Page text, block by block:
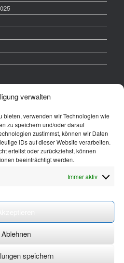
verwalten
bieten, verwenden wir Technologien wie
zu speichern und/oder darauf
zustimmst, können wir Daten
IDs auf dieser Website verarbeiten.
erteilst oder zurückziehst, können
beeinträchtigt werden.
Immer aktiv
Ablehnen
speichern
e.V.